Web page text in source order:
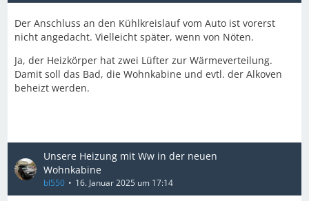
Der Anschluss an den Kühlkreislauf vom Auto ist vorerst
nicht angedacht. Vielleicht später, wenn von Nöten.
Ja, der Heizkörper hat zwei Lüfter zur Wärmeverteilung.
Damit soll das Bad, die Wohnkabine und evtl. der Alkoven
beheizt werden.
Unsere Heizung mit Ww in der neuen
Wohnkabine
bl550 16. Januar 2025 um 17:14